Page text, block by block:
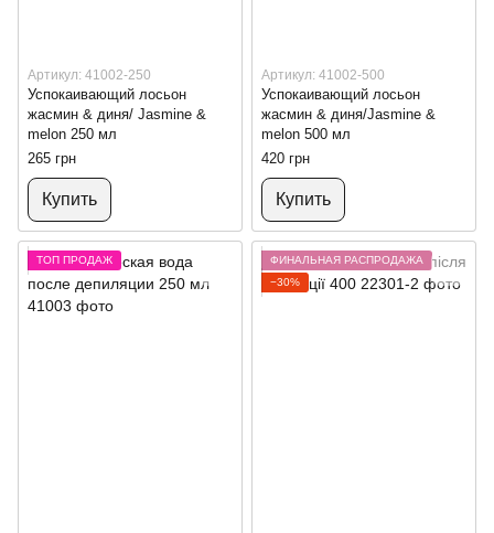
Артикул: 41002-250
Успокаивающий лосьон
жасмин & диня/ Jasmine &
melon 250 мл
265 грн
Купить
Артикул: 41002-500
Успокаивающий лосьон
жасмин & диня/Jasmine &
melon 500 мл
420 грн
Купить
ТОП ПРОДАЖ
ФИНАЛЬНАЯ РАСПРОДАЖА
−30%